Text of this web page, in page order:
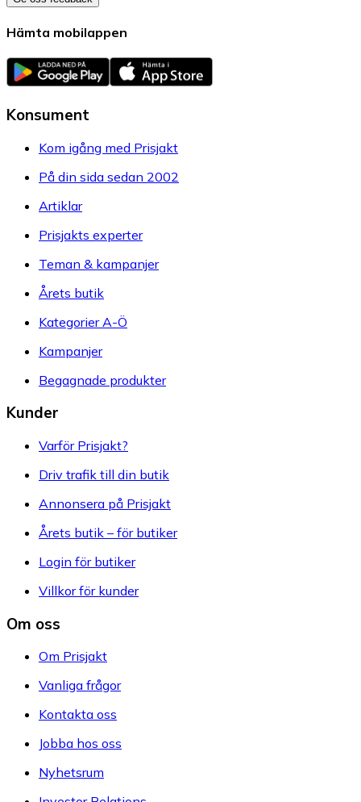
Hämta mobilappen
Konsument
Kom igång med Prisjakt
På din sida sedan 2002
Artiklar
Prisjakts experter
Teman & kampanjer
Årets butik
Kategorier A-Ö
Kampanjer
Begagnade produkter
Kunder
Varför Prisjakt?
Driv trafik till din butik
Annonsera på Prisjakt
Årets butik – för butiker
Login för butiker
Villkor för kunder
Om oss
Om Prisjakt
Vanliga frågor
Kontakta oss
Jobba hos oss
Nyhetsrum